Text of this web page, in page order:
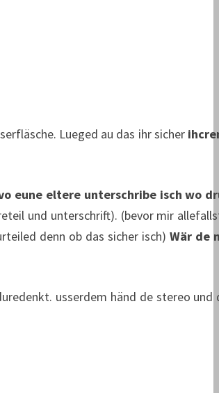
Lueged au das ihr sicher
eune eltere unterschribe isch wo
und unterschrift). (bevor mir
denn ob das sicher isch)Wär de
usserdem händ de stereo und